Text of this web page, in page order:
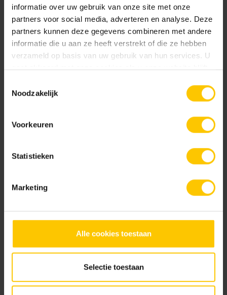
informatie over uw gebruik van onze site met onze
partners voor social media, adverteren en analyse. Deze
partners kunnen deze gegevens combineren met andere
informatie die u aan ze heeft verstrekt of die ze hebben
verzameld op basis van uw gebruik van hun services. U
gaat akkoord met onze cookies als u onze website blijft
Noodzakelijk
Voorkeuren
Statistieken
Marketing
Alle cookies toestaan
Selectie toestaan
Catania Foggia
Rimini Taormina
Documentatie